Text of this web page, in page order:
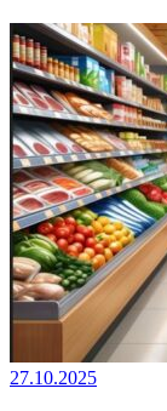
27.10.2025